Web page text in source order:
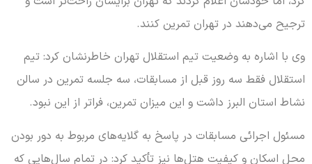
ترجیح می‌دهند در تهران تمرین کنند.
وی با اشاره به وضعیت تیم استقلال تهران خاطرنشان کرد: تیم
استقلال فقط سه روز قبل از مسابقات، سه جلسه تمرین در سالن
نشاط استان البرز داشت و این میزان تمرین، فراتر از این نبود.
مسئول اجرائی مسابقات در پاسخ به گلایه‌های مربوط به دور بودن
محل اسکان و کیفیت هتل‌ها نیز تأکید کرد: در تمام سال‌هایی که